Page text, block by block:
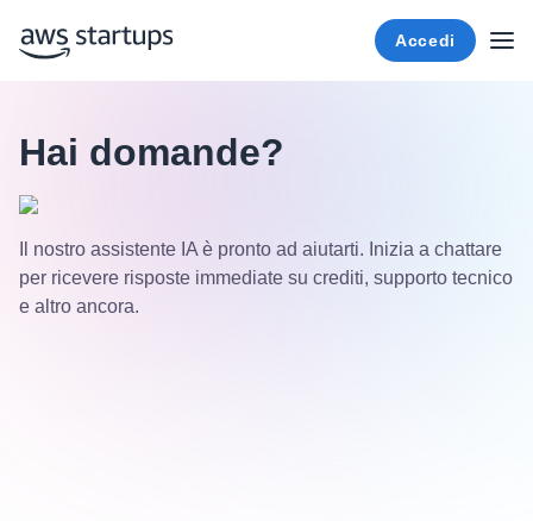
Accedi
Hai domande?
Il nostro assistente IA è pronto ad aiutarti. Inizia a chattare
per ricevere risposte immediate su crediti, supporto tecnico
e altro ancora.